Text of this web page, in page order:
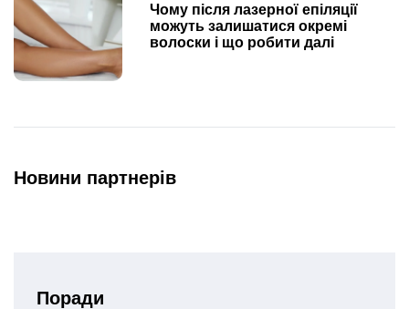
Чому після лазерної епіляції
можуть залишатися окремі
волоски і що робити далі
Новини партнерів
Поради